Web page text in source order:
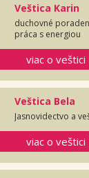
Veštica Karin
duchovné
práca s energiou
viac o veštici
Veštica Bela
Jasnovidectvo a
viac o veštici